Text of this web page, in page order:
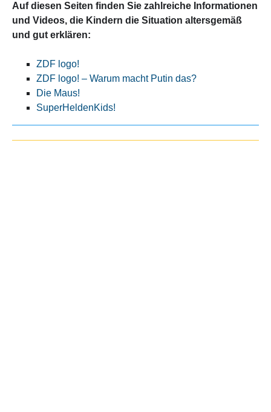
Auf diesen Seiten finden Sie zahlreiche Informationen
und Videos, die Kindern die Situation altersgemäß
und gut erklären:
ZDF logo!
ZDF logo! – Warum macht Putin das?
Die Maus!
SuperHeldenKids!